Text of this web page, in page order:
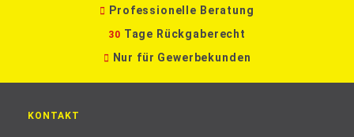
Professionelle Beratung
30 Tage Rückgaberecht
Nur für Gewerbekunden
KONTAKT